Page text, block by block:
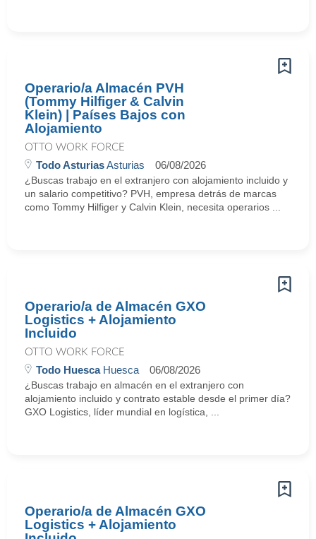
Operario/a Almacén PVH
(Tommy Hilfiger & Calvin
Klein) | Países Bajos con
Alojamiento
OTTO WORK FORCE
Todo AsturiasAsturias 06/08/2026
¿Buscas trabajo en el extranjero con alojamiento incluido y
un salario competitivo? PVH, empresa detrás de marcas
como Tommy Hilfiger y Calvin Klein, necesita operarios ...
Operario/a de Almacén GXO
Logistics + Alojamiento
Incluido
OTTO WORK FORCE
Todo HuescaHuesca 06/08/2026
¿Buscas trabajo en almacén en el extranjero con
alojamiento incluido y contrato estable desde el primer día?
GXO Logistics, líder mundial en logística, ...
Operario/a de Almacén GXO
Logistics + Alojamiento